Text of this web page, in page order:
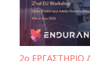
2ο ΕΡΓΑΣΤΗΡΙΟ